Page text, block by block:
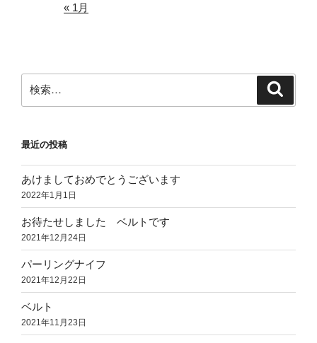
« 1月
索:
最近の投稿
あけましておめでとうございます
2022年1月1日
お待たせしました ベルトです
2021年12月24日
パーリングナイフ
2021年12月22日
ベルト
2021年11月23日